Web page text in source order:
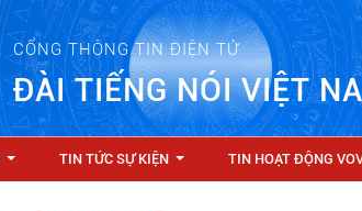
CỔNG THÔNG TIN ĐIỆN TỬ
ĐÀI TIẾNG NÓI VIỆT
TIN TỨC SỰ KIỆN TIN HOẠT ĐỘNG